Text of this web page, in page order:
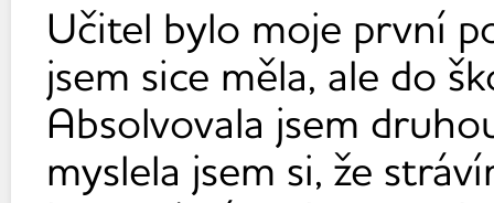
Učitel bylo moje první
jsem sice měla, ale do
Absolvovala jsem
myslela jsem si, že